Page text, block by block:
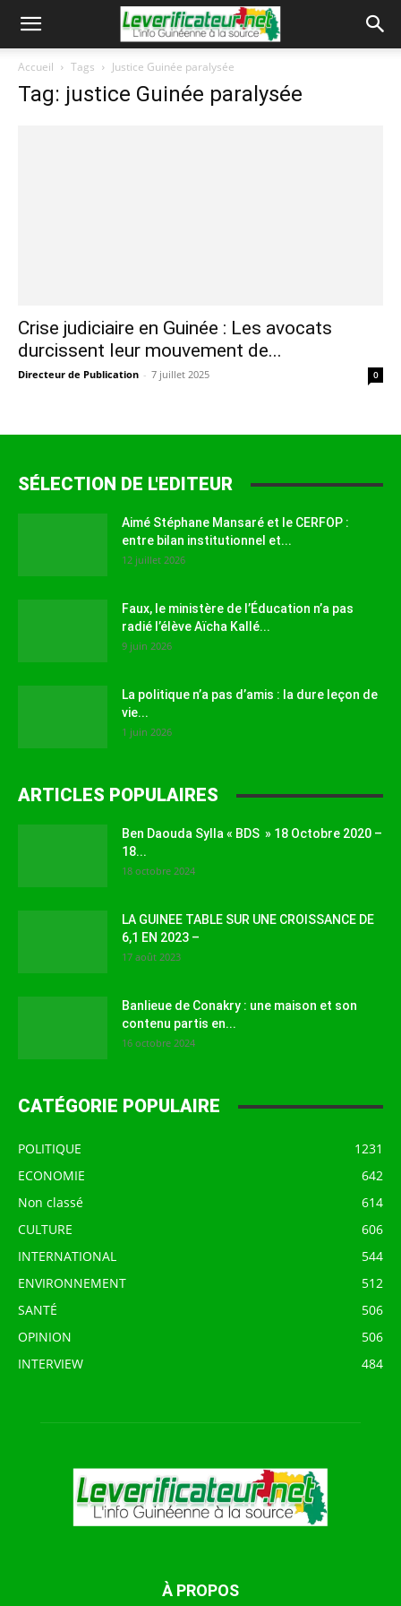
Accueil Tags Justice Guinée paralysée
Tag: justice Guinée paralysée
Crise judiciaire en Guinée : Les avocats
durcissent leur mouvement de...
Directeur de Publication - 7 juillet 2025 0
SÉLECTION DE L'EDITEUR
Aimé Stéphane Mansaré et le CERFOP :
entre bilan institutionnel et...
12 juillet 2026
Faux, le ministère de l’Éducation n’a pas
radié l’élève Aïcha Kallé...
9 juin 2026
La politique n’a pas d’amis : la dure leçon de
vie...
1 juin 2026
ARTICLES POPULAIRES
Ben Daouda Sylla « BDS » 18 Octobre 2020 –
18...
18 octobre 2024
LA GUINEE TABLE SUR UNE CROISSANCE DE
6,1 EN 2023 –
17 août 2023
Banlieue de Conakry : une maison et son
contenu partis en...
16 octobre 2024
CATÉGORIE POPULAIRE
POLITIQUE
1231
ECONOMIE
642
Non classé
614
CULTURE
606
INTERNATIONAL
544
ENVIRONNEMENT
512
SANTÉ
506
OPINION
506
INTERVIEW
484
À PROPOS